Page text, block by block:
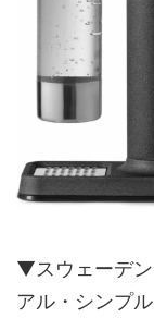
▼スウェーデン
アル・シンプ